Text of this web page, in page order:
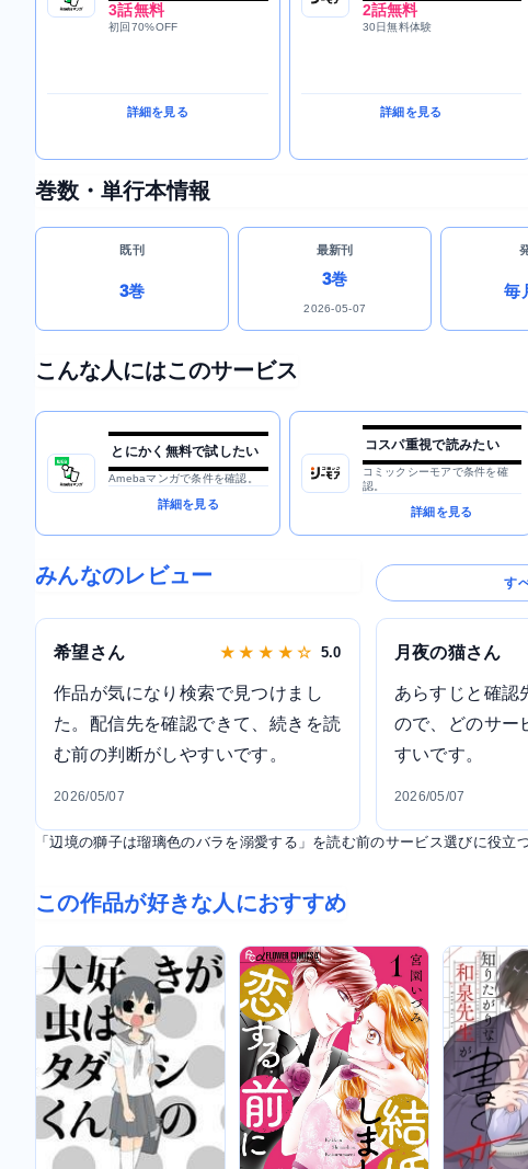
3話無料
初回70%OFF
詳細を見る
2話無料
30日無料体験
詳細を見る
巻数・単行本情報
既刊
3巻
最新刊
3巻
2026-05-07
毎
こんな人にはこのサービス
とにかく無料で試したい
Amebaマンガで条件を確認。
詳細を見る
コスパ重視で読みたい
コミックシーモアで条件を確
認。
詳細を見る
みんなのレビュー す
希望さん ★ ★ ★ ★ ☆ 5.0
作品が気になり検索で見つけまし
た。配信先を確認できて、続きを読
む前の判断がしやすいです。
2026/05/07
月夜の猫さん
あらすじと確認
ので、どのサー
すいです。
2026/05/07
「辺境の獅子は瑠璃色のバラを溺愛する」を読む前のサービス選びに役立
この作品が好きな人におすすめ